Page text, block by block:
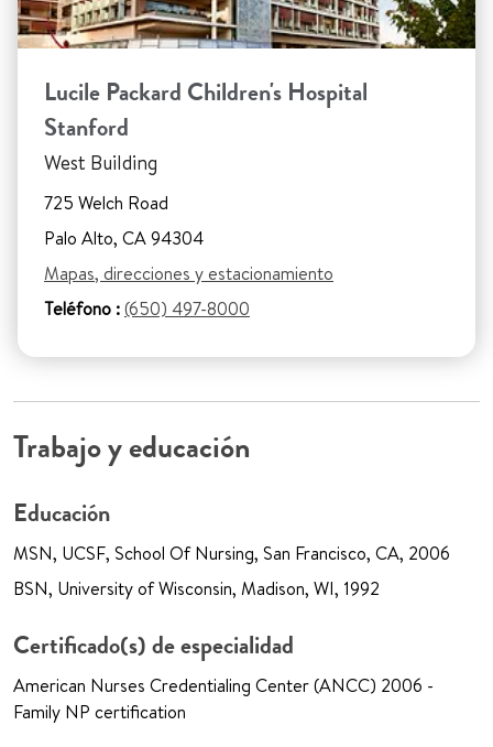
Lucile Packard Children's Hospital
Stanford
West Building
725 Welch Road
Palo Alto, CA 94304
Mapas, direcciones y estacionamiento
Teléfono :(650) 497-8000
Trabajo y educación
Educación
MSN, UCSF, School Of Nursing, San Francisco, CA, 2006
BSN, University of Wisconsin, Madison, WI, 1992
Certificado(s) de especialidad
American Nurses Credentialing Center (ANCC) 2006 -
Family NP certification